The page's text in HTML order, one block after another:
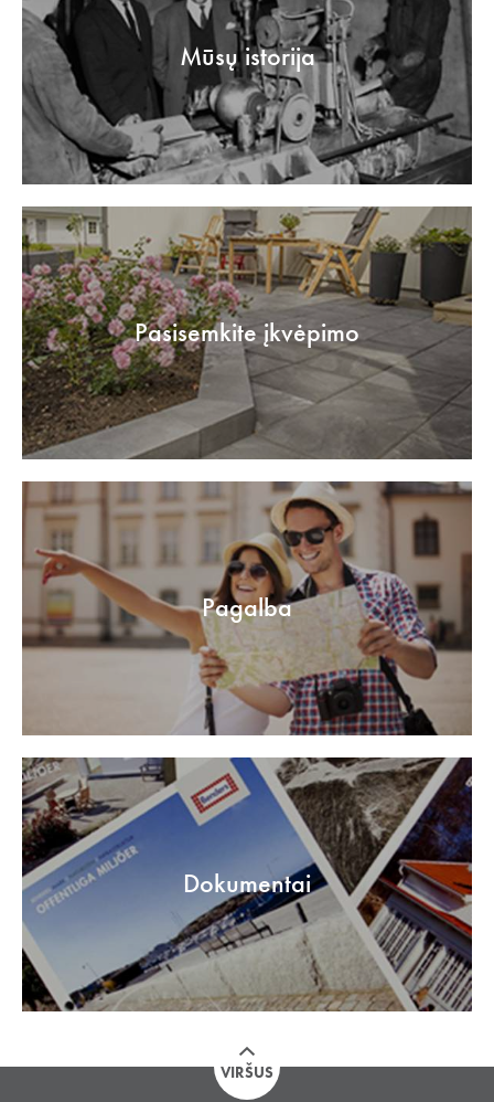
Mūsų istorija
Pasisemkite įkvėpimo
Pagalba
Dokumentai
VIRŠUS